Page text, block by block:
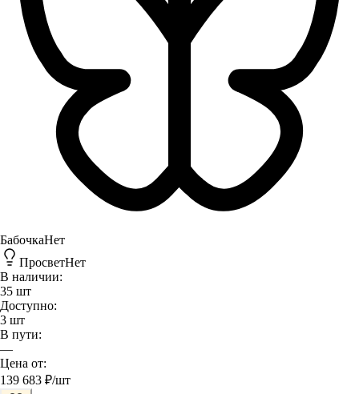
БабочкаНет
ПросветНет
В наличии:
35 шт
Доступно:
3 шт
В пути:
—
Цена от:
139 683 ₽/шт